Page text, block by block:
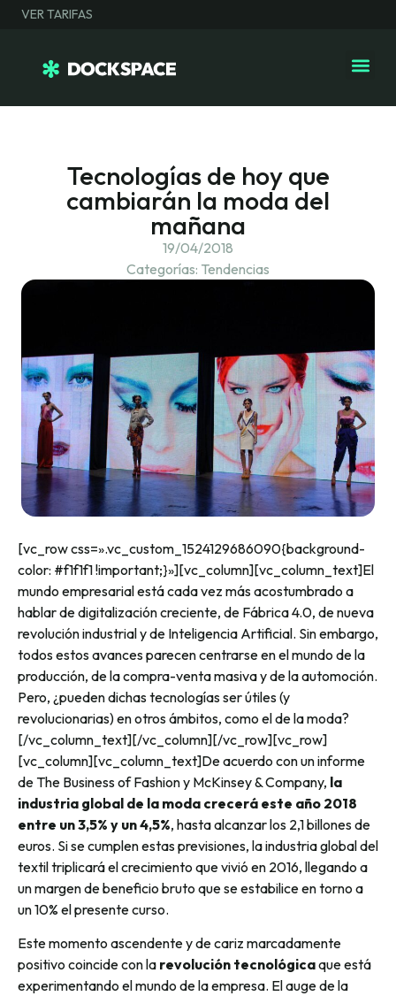
VER TARIFAS
Tecnologías de hoy que
cambiarán la moda del
mañana
19/04/2018
Categorías: Tendencias
[vc_row css=».vc_custom_1524129686090{background-
color: #f1f1f1 !important;}»][vc_column][vc_column_text]El
mundo empresarial está cada vez más acostumbrado a
hablar de digitalización creciente, de Fábrica 4.0, de nueva
revolución industrial y de Inteligencia Artificial. Sin embargo,
todos estos avances parecen centrarse en el mundo de la
producción, de la compra-venta masiva y de la automoción.
Pero, ¿pueden dichas tecnologías ser útiles (y
revolucionarias) en otros ámbitos, como el de la moda?
[/vc_column_text][/vc_column][/vc_row][vc_row]
[vc_column][vc_column_text]De acuerdo con un informe
de The Business of Fashion y McKinsey & Company, la
industria global de la moda crecerá este año 2018
entre un 3,5% y un 4,5%, hasta alcanzar los 2,1 billones de
euros. Si se cumplen estas previsiones, la industria global del
textil triplicará el crecimiento que vivió en 2016, llegando a
un margen de beneficio bruto que se estabilice en torno a
un 10% el presente curso.
Este momento ascendente y de cariz marcadamente
positivo coincide con la revolución tecnológicaque está
experimentando el mundo de la empresa. El auge de la